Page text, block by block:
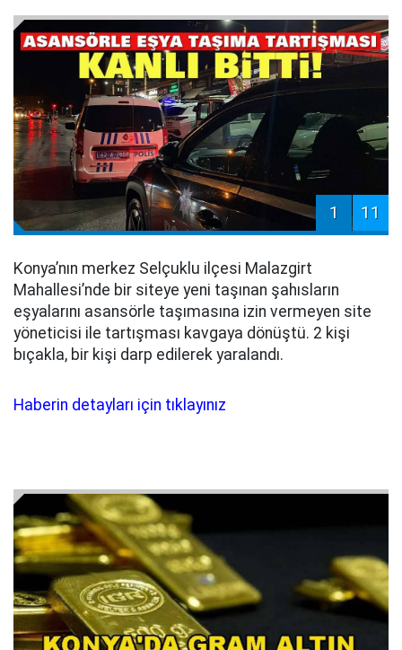
1 11
Konya’nın merkez Selçuklu ilçesi Malazgirt
Mahallesi’nde bir siteye yeni taşınan şahısların
eşyalarını asansörle taşımasına izin vermeyen site
yöneticisi ile tartışması kavgaya dönüştü. 2 kişi
bıçakla, bir kişi darp edilerek yaralandı.
Haberin detayları için tıklayınız